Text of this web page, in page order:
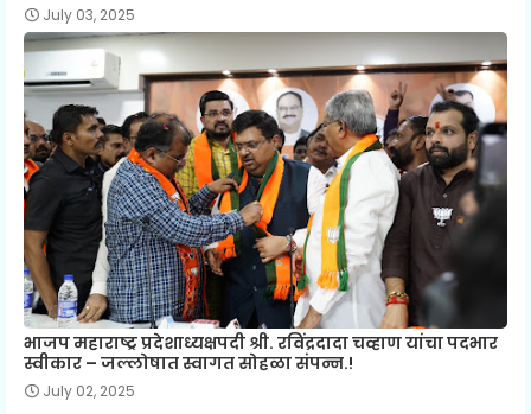
July 03, 2025
भाजप महाराष्ट्र प्रदेशाध्यक्षपदी श्री. रविंद्रदादा चव्हाण यांचा पदभार
स्वीकार – जल्लोषात स्वागत सोहळा संपन्न.!
July 02, 2025